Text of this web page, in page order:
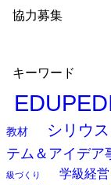
協力募集
キーワード
教材
シリウス
テム＆アイデア
級づくり 学級経営